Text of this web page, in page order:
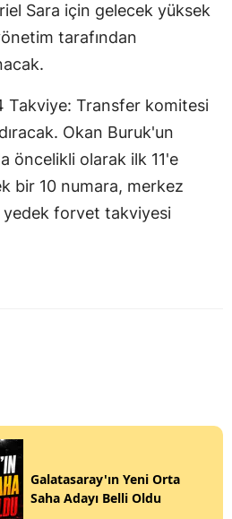
Sara için gelecek yüksek
tarafından
Takviye: Transfer komitesi
Okan Buruk'un
öncelikli olarak ilk 11'e
bir 10 numara, merkez
forvet takviyesi
Galatasaray'ın Yeni Orta
Saha Adayı Belli Oldu